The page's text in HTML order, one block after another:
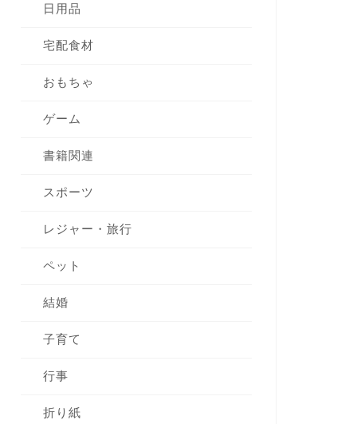
日用品
宅配食材
おもちゃ
ゲーム
書籍関連
スポーツ
レジャー・旅行
ペット
結婚
子育て
行事
折り紙